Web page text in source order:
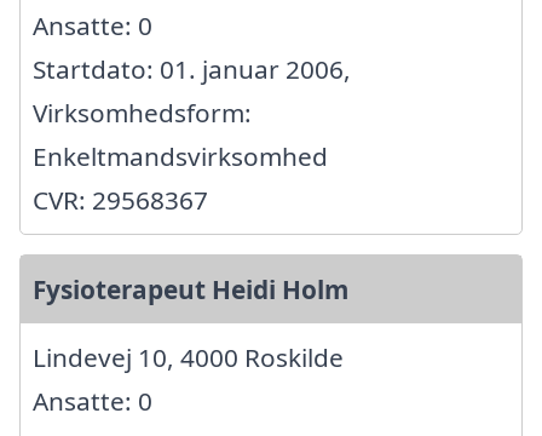
Ansatte: 0
Startdato: 01. januar 2006,
Virksomhedsform:
Enkeltmandsvirksomhed
CVR: 29568367
Fysioterapeut Heidi Holm
Lindevej 10, 4000 Roskilde
Ansatte: 0